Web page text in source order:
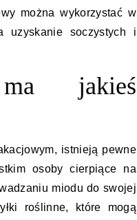
można wykorzystać w
uzyskanie soczystych i
jakieś
istnieją pewne
osoby cierpiące na
miodu do swojej
roślinne, które mogą